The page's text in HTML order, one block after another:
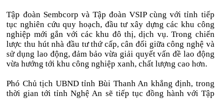
Tập đoàn Sembcorp và Tập đoàn VSIP cùng với tỉnh tiếp
tục nghiên cứu quy hoạch, đầu tư xây dựng các khu công
nghiệp mới gắn với các khu đô thị, dịch vụ. Trong chiến
lược thu hút nhà đầu tư thứ cấp, cân đối giữa công nghệ và
sử dụng lao động, đảm bảo vừa giải quyết vấn đề lao động
vừa hướng tới khu công nghiệp xanh, chất lượng cao hơn.
Phó Chủ tịch UBND tỉnh Bùi Thanh An khẳng định, trong
thời gian tới tỉnh Nghệ An sẽ tiếp tục đồng hành với Tập